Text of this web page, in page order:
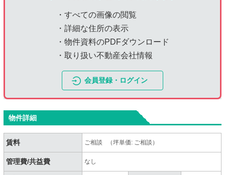
・すべての画像の閲覧
・詳細な住所の表示
・物件資料のPDFダウンロード
・取り扱い不動産会社情報
会員登録・ログイン
物件詳細
賃料 ご相談 （坪単価: ご相談）
管理費/共益費 なし